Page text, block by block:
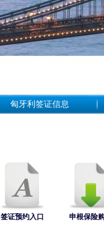
匈牙利签证信息
签证预约入口 申根保险